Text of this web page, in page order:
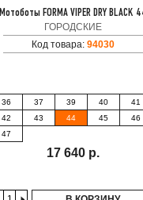
Мотоботы FORMA VIPER DRY BLACK
ГОРОДСКИЕ
Код товара: 94030
36 37 39 40
41
42
43 44 45
46
47
17 640 р.